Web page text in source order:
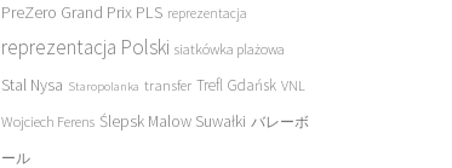
PreZero Grand Prix PLS reprezentacja
reprezentacja Polski siatkówka plażowa
Stal Nysa Staropolanka transfer Trefl Gdańsk VNL
Wojciech Ferens Ślepsk Malow Suwałki バレーボ
ール